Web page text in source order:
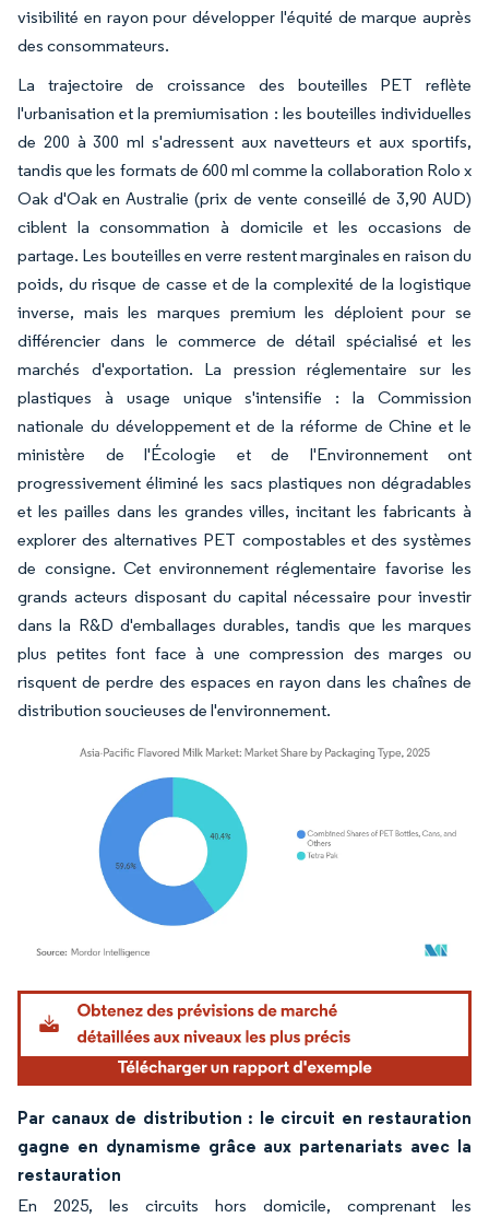
visibilité en rayon pour développer l'équité de marque auprès
des consommateurs.
La trajectoire de croissance des bouteilles PET reflète
l'urbanisation et la premiumisation : les bouteilles individuelles
de 200 à 300 ml s'adressent aux navetteurs et aux sportifs,
tandis que les formats de 600 ml comme la collaboration Rolo x
Oak d'Oak en Australie (prix de vente conseillé de 3,90 AUD)
ciblent la consommation à domicile et les occasions de
partage. Les bouteilles en verre restent marginales en raison du
poids, du risque de casse et de la complexité de la logistique
inverse, mais les marques premium les déploient pour se
différencier dans le commerce de détail spécialisé et les
marchés d'exportation. La pression réglementaire sur les
plastiques à usage unique s'intensifie : la Commission
nationale du développement et de la réforme de Chine et le
ministère de l'Écologie et de l'Environnement ont
progressivement éliminé les sacs plastiques non dégradables
et les pailles dans les grandes villes, incitant les fabricants à
explorer des alternatives PET compostables et des systèmes
de consigne. Cet environnement réglementaire favorise les
grands acteurs disposant du capital nécessaire pour investir
dans la R&D d'emballages durables, tandis que les marques
plus petites font face à une compression des marges ou
risquent de perdre des espaces en rayon dans les chaînes de
distribution soucieuses de l'environnement.
Image © Mordor Intelligence. La réutilisation nécessite une attribution sous CC BY
Par canaux de distribution : le circuit en restauration
gagne en dynamisme grâce aux partenariats avec la
restauration
En 2025, les circuits hors domicile, comprenant les